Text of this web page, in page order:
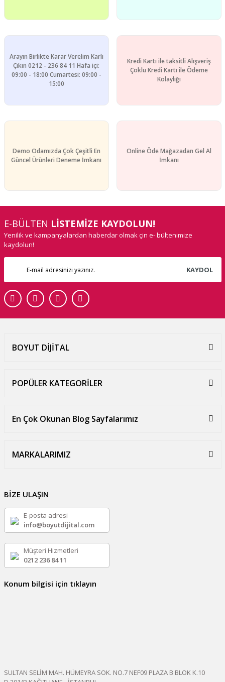
Arayın Birlikte Karar Verelim Karlı
Çıkın 0212 - 236 84 11 Hafa içi:
09:00 - 18:00 Cumartesi: 09:00 -
15:00
Kredi Kartı ile taksitli Alışveriş
Çoklu Kredi Kartı ile Ödeme
Kolaylığı
Demo Odamızda Çok Çeşitli En
Güncel Ürünleri Deneme İmkanı
Online Öde Mağazadan Gel Al
İmkanı
E-BÜLTEN LİSTEMİZE KAYDOLUN!
Yenilik ve kampanyalardan haberdar olmak çin e- bültenimize
kaydolun!
KAYDOL
BOYUT DİJİTAL
POPÜLER KATEGORİLER
En Çok Okunan Blog Sayfalarımız
MARKALARIMIZ
BİZE ULAŞIN
E-posta adresi
info@boyutdijital.com
Müşteri Hizmetleri
0212 236 84 11
Konum bilgisi için tıklayın
SULTAN SELİM MAH. HÜMEYRA SOK. NO.7 NEF09 PLAZA B BLOK K.10